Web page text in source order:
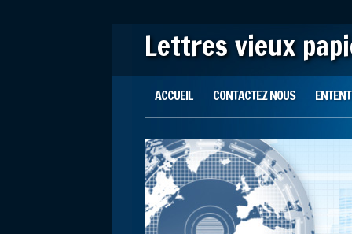
Lettres vieux
Main menu
ACCUEIL CONTACTEZ NOUS